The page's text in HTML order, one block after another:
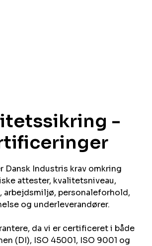
-
Dansk Industris krav omkring
attester, kvalitetsniveau,
arbejdsmiljø, personaleforhold,
og underleverandører.
da vi er certificeret i både
(DI), ISO 45001, ISO 9001 og